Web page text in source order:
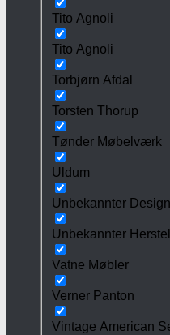
Tito Agnoli
Tito Agnoli
Torbjørn Afdal
Torsten Thorup
Tønder Møbelværk
Uldum
Unbekannter
Unbekannter
Vatne Møbler
Verner Panton
Vintage American